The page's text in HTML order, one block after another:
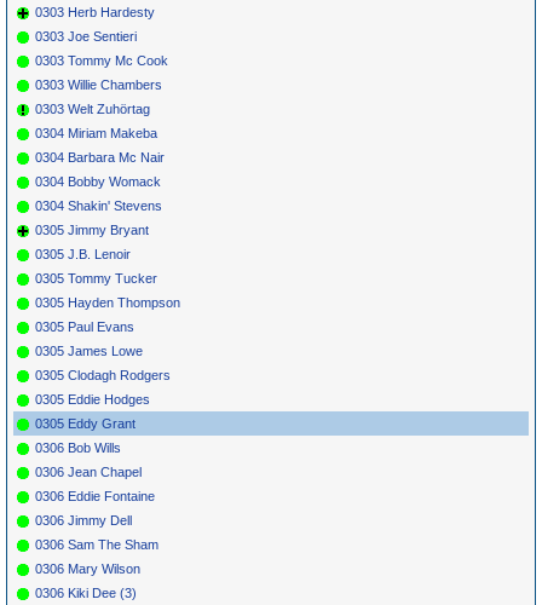
0303 Herb Hardesty
0303 Joe Sentieri
0303 Tommy Mc Cook
0303 Willie Chambers
0303 Welt Zuhörtag
0304 Miriam Makeba
0304 Barbara Mc Nair
0304 Bobby Womack
0304 Shakin' Stevens
0305 Jimmy Bryant
0305 J.B. Lenoir
0305 Tommy Tucker
0305 Hayden Thompson
0305 Paul Evans
0305 James Lowe
0305 Clodagh Rodgers
0305 Eddie Hodges
0305 Eddy Grant
0306 Bob Wills
0306 Jean Chapel
0306 Eddie Fontaine
0306 Jimmy Dell
0306 Sam The Sham
0306 Mary Wilson
0306 Kiki Dee (3)